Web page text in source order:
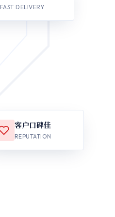
FAST DELIVERY
客户口碑佳
REPUTATION